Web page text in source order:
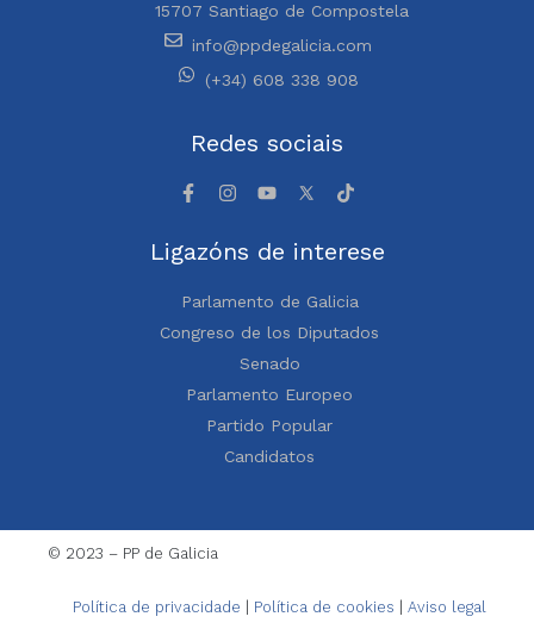
15707 Santiago de Compostela
info@ppdegalicia.com
(+34) 608 338 908
Redes sociais
Ligazóns de interese
Parlamento de Galicia
Congreso de los Diputados
Senado
Parlamento Europeo
Partido Popular
Candidatos
© 2023 – PP de Galicia
Política de privacidade Política de cookies Aviso legal